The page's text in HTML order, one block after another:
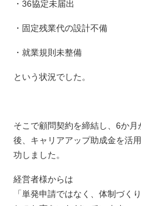
・36協定未届出
・固定残業代の設計不備
・就業規則未整備
という状況でした。
そこで顧問契約を締結し、6か
後、キャリアアップ助成金を活
功しました。
経営者様からは
「単発申請ではなく、体制づく